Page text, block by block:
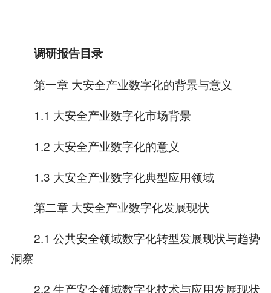
调研报告目录
第一章 大安全产业数字化的背景与意义
1.1 大安全产业数字化市场背景
1.2 大安全产业数字化的意义
1.3 大安全产业数字化典型应用领域
第二章 大安全产业数字化发展现状
2.1 公共安全领域数字化转型发展现状与趋势
洞察
2.2 生产安全领域数字化技术与应用发展现状